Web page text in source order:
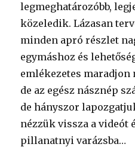
legmeghatározóbb,
közeledik. Lázasan
minden apró részlet
egymáshoz és
emlékezetes maradjon
de az egész násznép
de hányszor
nézzük vissza a videót
pillanatnyi varázsba…